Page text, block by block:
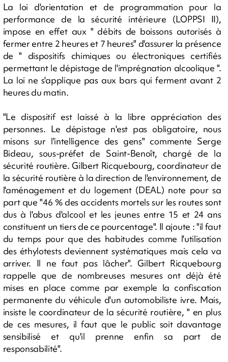
La loi d'orientation et de programmation pour la
performance de la sécurité intérieure (LOPPSI II),
impose en effet aux " débits de boissons autorisés à
fermer entre 2 heures et 7 heures" d'assurer la présence
de " dispositifs chimiques ou électroniques certifiés
permettant le dépistage de l'imprégnation alcoolique ".
La loi ne s'applique pas aux bars qui ferment avant 2
heures du matin.
"Le dispositif est laissé à la libre appréciation des
personnes. Le dépistage n'est pas obligatoire, nous
misons sur l'intelligence des gens" commente Serge
Bideau, sous-préfet de Saint-Benoît, chargé de la
sécurité routière. Gilbert Ricquebourg, coordinateur de
la sécurité routière à la direction de l'environnement, de
l'aménagement et du logement (DEAL) note pour sa
part que "46 % des accidents mortels sur les routes sont
dus à l'abus d'alcool et les jeunes entre 15 et 24 ans
constituent un tiers de ce pourcentage". Il ajoute : "il faut
du temps pour que des habitudes comme l'utilisation
des éthylotests deviennent systématiques mais cela va
arriver. Il ne faut pas lâcher". Gilbert Ricquebourg
rappelle que de nombreuses mesures ont déjà été
mises en place comme par exemple la confiscation
permanente du véhicule d'un automobiliste ivre. Mais,
insiste le coordinateur de la sécurité routière, " en plus
de ces mesures, il faut que le public soit davantage
sensibilisé et qu'il prenne enfin sa part de
responsabilité".